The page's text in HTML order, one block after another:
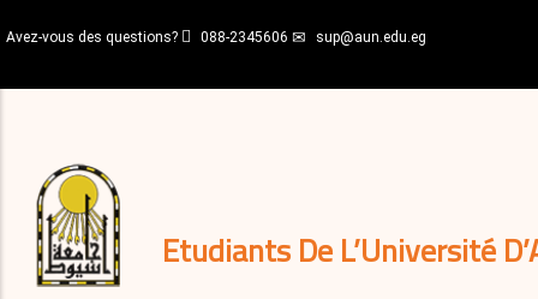
au
principal
Avez-vous des questions? 088-2345606 sup@aun.edu.eg
Etudiants De L’Université
décisions
Expatriés
Journal